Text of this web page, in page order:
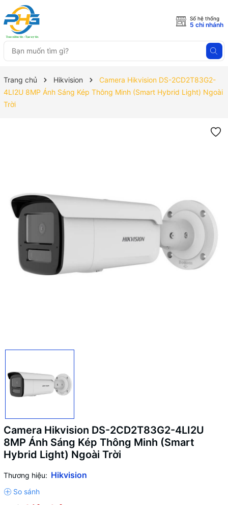
Số hệ thống
5 chi nhánh
Trang chủ Hikvision
Camera Hikvision DS-2CD2T83G2-
4LI2U 8MP Ánh Sáng Kép Thông Minh (Smart Hybrid Light) Ngoài
Trời
Camera Hikvision DS-2CD2T83G2-4LI2U
8MP Ánh Sáng Kép Thông Minh (Smart
Hybrid Light) Ngoài Trời
Thương hiệu: Hikvision